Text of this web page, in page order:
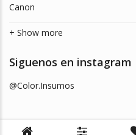
Canon
+ Show more
Siguenos en instagram
@Color.Insumos